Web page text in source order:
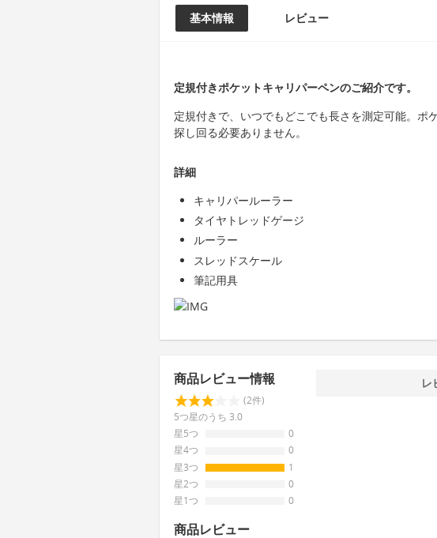
基本情報 レビュー
定規付きポケットキャリパーペンのご紹介です。
定規付きで、いつでもどこでも長さを測定可能。ポ
探し回る必要ありません。
詳細
キャリパールーラー
タイヤトレッドゲージ
ルーラー
スレッドスケール
筆記用具
商品レビュー情報
(2件)
5つ星のうち 3.0
星5つ
0
星4つ
0
星3つ
1
星2つ
0
星1つ
0
レ
商品レビュー